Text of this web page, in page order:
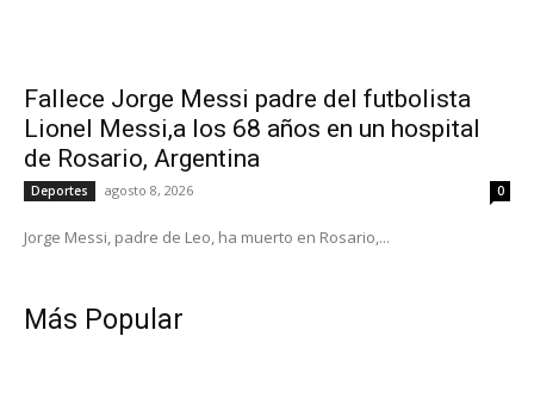
Fallece Jorge Messi padre del futbolista
Lionel Messi,a los 68 años en un hospital
de Rosario, Argentina
Deportes agosto 8, 2026 0
Jorge Messi, padre de Leo, ha muerto en Rosario,...
Más Popular